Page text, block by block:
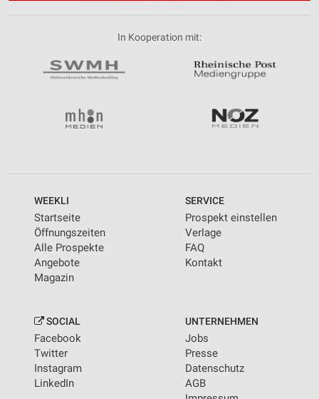
In Kooperation mit:
WEEKLI
Startseite
Öffnungszeiten
Alle Prospekte
Angebote
Magazin
SERVICE
Prospekt einstellen
Verlage
FAQ
Kontakt
SOCIAL
Facebook
Twitter
Instagram
LinkedIn
UNTERNEHMEN
Jobs
Presse
Datenschutz
AGB